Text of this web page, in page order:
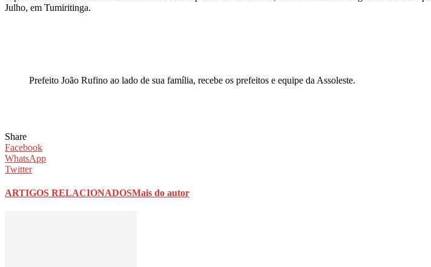
Julho, em Tumiritinga.
Prefeito João Rufino ao lado de sua família, recebe os prefeitos e equipe da Assoleste.
Share
Facebook
WhatsApp
Twitter
ARTIGOS RELACIONADOSMais do autor